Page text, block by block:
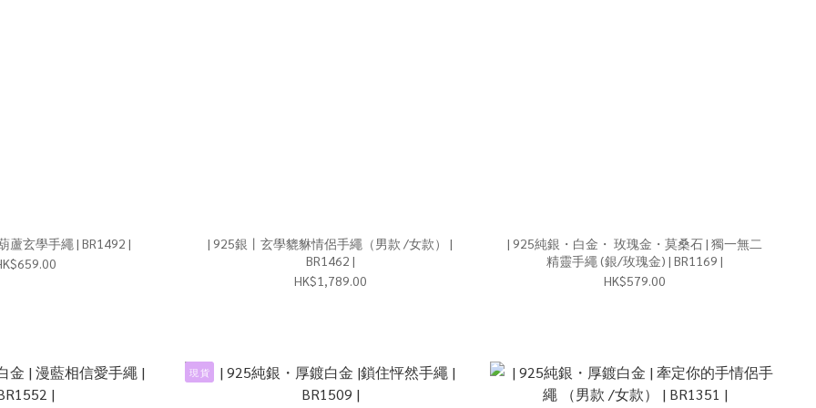
| 925銀丨吸財葫蘆玄學手繩 | BR1492 |
| 925銀丨玄學貔貅情侶手繩（男款 /女款） |
BR1462 |
HK$1,789.00
| 925純銀・白金・ 玫瑰金・莫桑石 | 獨一無二
精靈手繩 (銀/玫瑰金) | BR1169 |
HK$579.00
現 貨